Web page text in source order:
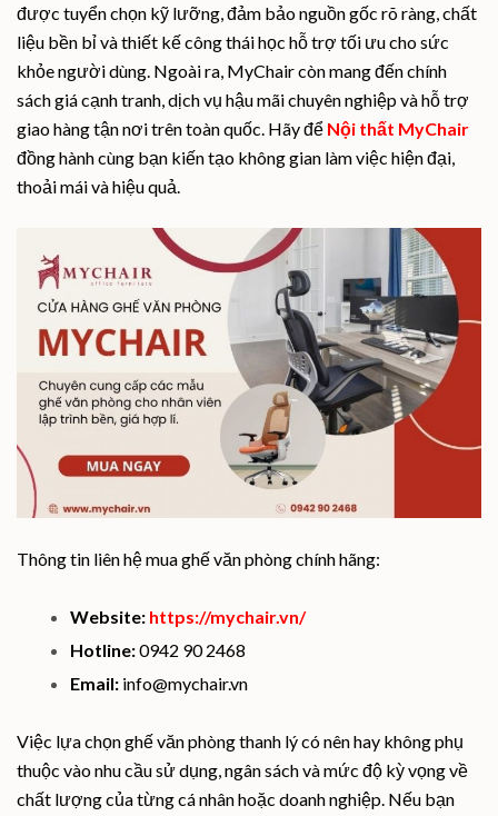
được tuyển chọn kỹ lưỡng, đảm bảo nguồn gốc rõ ràng, chất
liệu bền bỉ và thiết kế công thái học hỗ trợ tối ưu cho sức
khỏe người dùng. Ngoài ra, MyChair còn mang đến chính
sách giá cạnh tranh, dịch vụ hậu mãi chuyên nghiệp và hỗ trợ
giao hàng tận nơi trên toàn quốc. Hãy để Nội thất MyChair
đồng hành cùng bạn kiến tạo không gian làm việc hiện đại,
thoải mái và hiệu quả.
Thông tin liên hệ mua ghế văn phòng chính hãng:
Website: https://mychair.vn/
Hotline:0942 90 2468
Email: info@mychair.vn
Việc lựa chọn ghế văn phòng thanh lý có nên hay không phụ
thuộc vào nhu cầu sử dụng, ngân sách và mức độ kỳ vọng về
chất lượng của từng cá nhân hoặc doanh nghiệp. Nếu bạn